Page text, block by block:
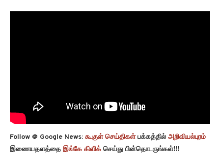
Follow @ Google News: கூகுள் செய்திகள்பக்கத்தில் அறிவியல்புரம்
இணையதளத்தை இங்கே கிளிக் செய்து பின்தொடருங்கள்!!!